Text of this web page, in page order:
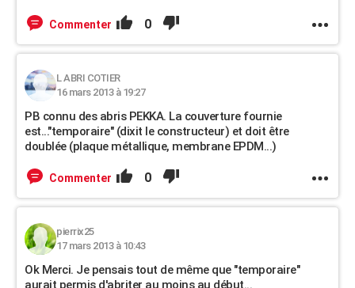
Commenter 0
L ABRI COTIER
16 mars 2013 à 19:27
PB connu des abris PEKKA. La couverture fournie
est..."temporaire" (dixit le constructeur) et doit être
doublée (plaque métallique, membrane EPDM...)
Commenter 0
pierrix25
17 mars 2013 à 10:43
Ok Merci. Je pensais tout de même que "temporaire"
aurait permis d'abriter au moins au début...